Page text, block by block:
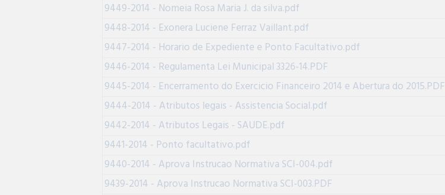
9449-2014 - Nomeia Rosa Maria J. da silva.pdf
9448-2014 - Exonera Luciene Ferraz Vaillant.pdf
9447-2014 - Horario de Expediente e Ponto Facultativo.pdf
9446-2014 - Regulamenta Lei Municipal 3326-14.PDF
9445-2014 - Encerramento do Exercicio Financeiro 2014 e Abertura do 2015.PDF
9444-2014 - Atributos legais - Assistencia Social.pdf
9442-2014 - Atributos Legais - SAUDE.pdf
9441-2014 - Ponto facultativo.pdf
9440-2014 - Aprova Instrucao Normativa SCI-004.pdf
9439-2014 - Aprova Instrucao Normativa SCI-003.PDF